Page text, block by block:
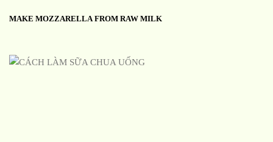
MAKE MOZZARELLA FROM RAW MILK